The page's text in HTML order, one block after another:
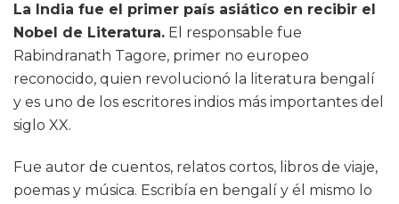
La India fue el primer país asiático en recibir el
Nobel de Literatura. El responsable fue
Rabindranath Tagore, primer no europeo
reconocido, quien revolucionó la literatura bengalí
y es uno de los escritores indios más importantes del
siglo XX.
Fue autor de cuentos, relatos cortos, libros de viaje,
poemas y música. Escribía en bengalí y él mismo lo